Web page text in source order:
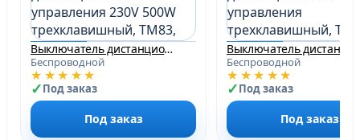
Выключатель дистанционного управления 230V 500W трехклавишный, TM83, белый
Беспроводной
★★★★★
Под заказ
Под заказ
Беспроводной
★★★★★
Под заказ
Под заказ